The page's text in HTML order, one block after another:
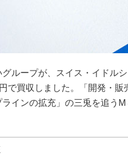
グループが、スイス・イドル
で買収しました。「開発・販
ラインの拡充」の三兎を追う